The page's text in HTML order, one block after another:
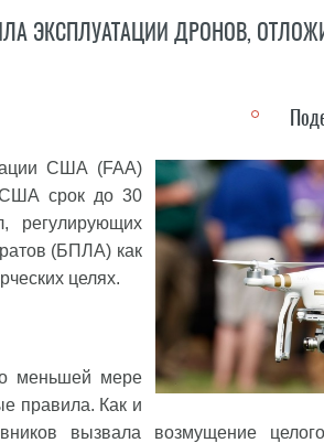
ЭКСПЛУАТАЦИИ ДРОНОВ,
США (FAA)
США срок до 30
регулирующих
(БПЛА) как
целях.
меньшей мере
правила. Как и
вызвала возмущение